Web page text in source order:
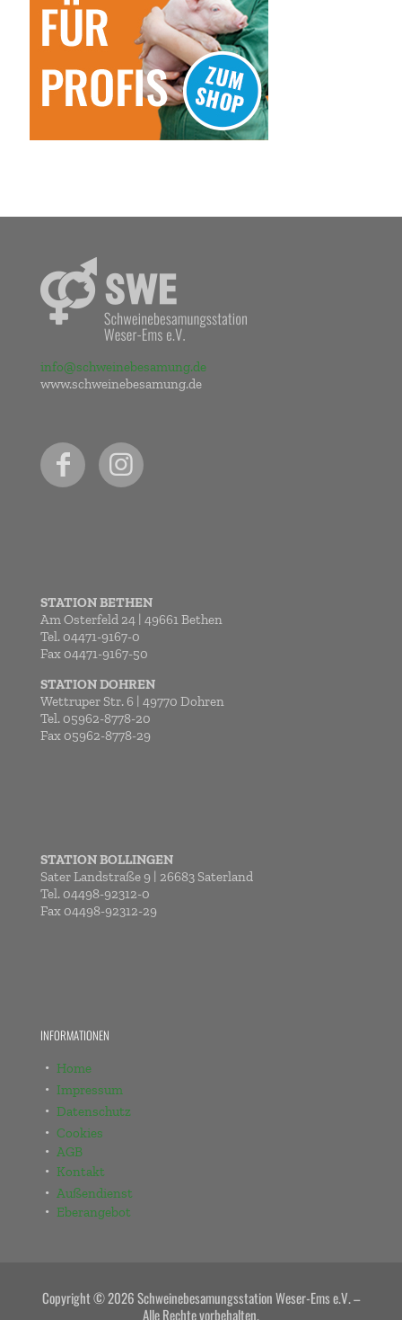
info@schweinebesamung.de
www.schweinebesamung.de
STATION BETHEN
Am Osterfeld 24 | 49661 Bethen
Tel. 04471-9167-0
Fax 04471-9167-50
STATION DOHREN
Wettruper Str. 6 | 49770 Dohren
Tel. 05962-8778-20
Fax 05962-8778-29
STATION BOLLINGEN
Sater Landstraße 9 | 26683 Saterland
Tel. 04498-92312-0
Fax 04498-92312-29
INFORMATIONEN
Home
Impressum
Datenschutz
Cookies
AGB
Kontakt
Außendienst
Eberangebot
Copyright © 2026 Schweinebesamungsstation Weser-Ems e.V. –
Alle Rechte vorbehalten.